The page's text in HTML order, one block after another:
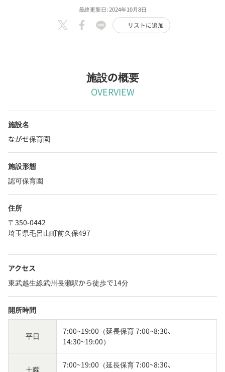
最終更新日: 2024年10月8日
リストに追加
施設の概要
OVERVIEW
施設名
ながせ保育園
施設形態
認可保育園
住所
〒350-0442
埼玉県毛呂山町前久保497
アクセス
東武越生線武州長瀬駅から徒歩で14分
開所時間
平日
7:00~19:00（延長保育 7:00~8:30、
14:30~19:00）
土曜
7:00~19:00（延長保育 7:00~8:30、